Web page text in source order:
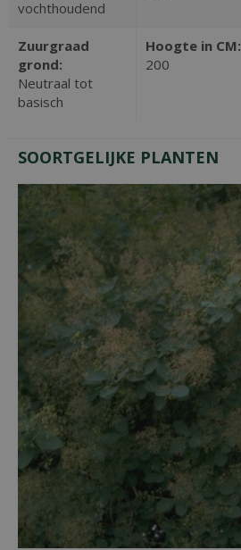
vochthoudend
Zuurgraad
grond:
Neutraal tot
basisch
Hoogte in CM:
200
SOORTGELIJKE PLANTEN